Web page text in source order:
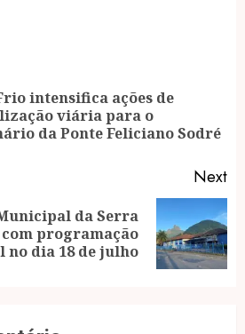
intensifica ações de
viária para o
da Ponte Feliciano Sodré
Next
da Serra
com programação
no dia 18 de julho